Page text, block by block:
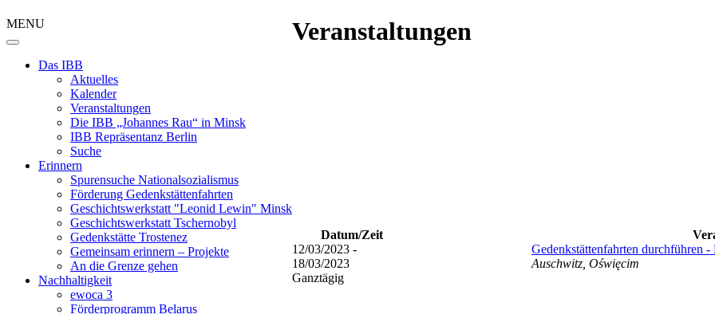
MENU
Das IBB
Aktuelles
Kalender
Veranstaltungen
Die IBB „Johannes Rau“ in Minsk
IBB Repräsentanz Berlin
Suche
Erinnern
Spurensuche Nationalsozialismus
Förderung Gedenkstättenfahrten
Geschichtswerkstatt "Leonid Lewin" Minsk
Geschichtswerkstatt Tschernobyl
Gedenkstätte Trostenez
Gemeinsam erinnern – Projekte
An die Grenze gehen
Nachhaltigkeit
ewoca 3
Förderprogramm Belarus
Veranstaltungen
Datum/Zeit
12/03/2023 -
18/03/2023
Ganztägig
Gedenkstättenfahrten durchführen -
Auschwitz, Oświęcim